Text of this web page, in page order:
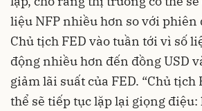
liệu NFP nhiều hơn so với phiên
Chủ tịch FED vào tuần tới vì số
động nhiều hơn đến đồng USD
giảm lãi suất của FED. “Chủ tịch
thể sẽ tiếp tục lặp lại giọng điệu: